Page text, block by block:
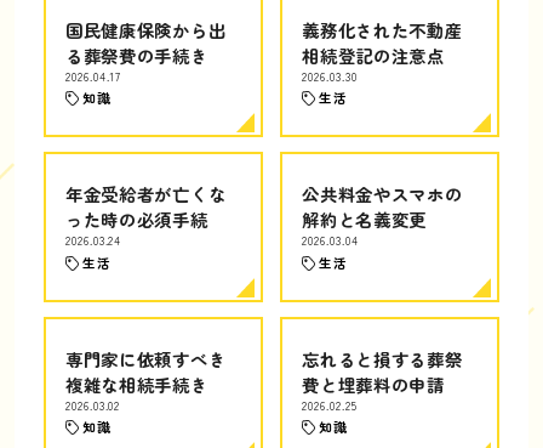
国民健康保険から出
る葬祭費の手続き
2026.04.17
知識
義務化された不動産
相続登記の注意点
2026.03.30
生活
年金受給者が亡くな
った時の必須手続
2026.03.24
生活
公共料金やスマホの
解約と名義変更
2026.03.04
生活
専門家に依頼すべき
複雑な相続手続き
2026.03.02
知識
忘れると損する葬祭
費と埋葬料の申請
2026.02.25
知識